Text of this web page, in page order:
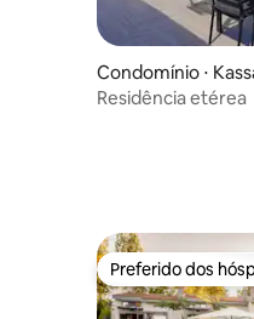
Condomínio ⋅
Residência etérea
Preferido dos
Preferido dos